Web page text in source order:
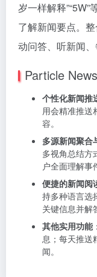
岁一样解释
了解新闻要点。
动问答、听新闻、
Particle
个性化新闻推
用会精准推送
容。
多源新闻聚合
多视角总结方
户全面理解事
便捷的新闻阅
持多种语言选
关键信息并解
其他实用功能
息；每天推送
闻。